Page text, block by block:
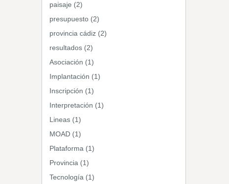
paisaje (2)
presupuesto (2)
provincia cádiz (2)
resultados (2)
Asociación (1)
Implantación (1)
Inscripción (1)
Interpretación (1)
Lineas (1)
MOAD (1)
Plataforma (1)
Provincia (1)
Tecnología (1)